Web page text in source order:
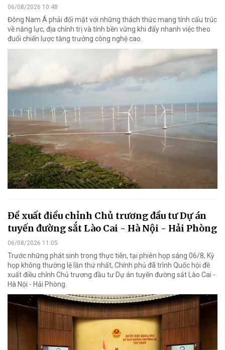
06/08/2026 10:48
Đông Nam Á phải đối mặt với những thách thức mang tính cấu trúc
về năng lực, địa chính trị và tính bền vững khi đẩy nhanh việc theo
đuổi chiến lược tăng trưởng công nghệ cao.
Đề xuất điều chỉnh Chủ trương đầu tư Dự án
tuyến đường sắt Lào Cai - Hà Nội - Hải Phòng
06/08/2026 11:05
Trước những phát sinh trong thực tiễn, tại phiên họp sáng 06/8, Kỳ
họp không thường lệ lần thứ nhất, Chính phủ đã trình Quốc hội đề
xuất điều chỉnh Chủ trương đầu tư Dự án tuyến đường sắt Lào Cai -
Hà Nội - Hải Phòng.